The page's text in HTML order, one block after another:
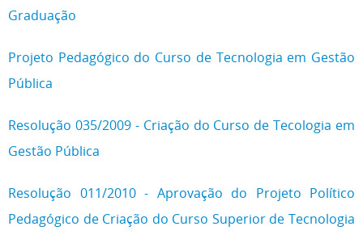
Graduação
Projeto Pedagógico do Curso de Tecnologia em Gestão
Pública
Resolução 035/2009 - Criação do Curso de Tecologia em
Gestão Pública
Resolução 011/2010 - Aprovação do Projeto Político
Pedagógico de Criação do Curso Superior de Tecnologia